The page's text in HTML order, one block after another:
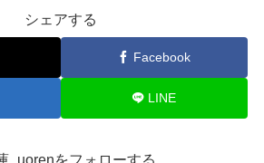
シェアする
Facebook
LINE
_uorenをフォローする